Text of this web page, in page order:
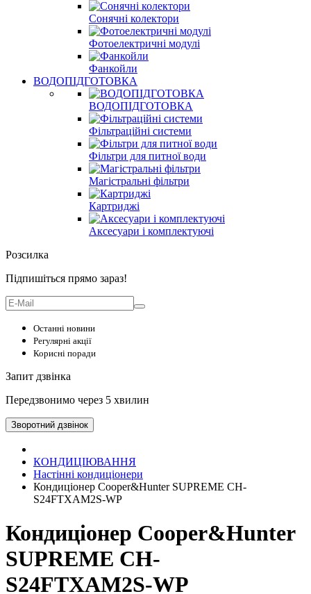
Сонячні колектори
Фотоелектричні модулі
Фанкойли
ВОДОПІДГОТОВКА
ВОДОПІДГОТОВКА
Фільтраційні системи
Фільтри для питної води
Магістральні фільтри
Картриджі
Аксесуари і комплектуючі
Розсилка
Підпишіться прямо зараз!
Останні новини
Регулярні акції
Корисні поради
Запит дзвінка
Передзвонимо через 5 хвилин
Зворотний дзвінок
КОНДИЦІЮВАННЯ
Настінні кондиціонери
Кондиціонер Cooper&Hunter SUPREME CH-
S24FTXAM2S-WP
Кондиціонер Cooper&Hunter
SUPREME CH-
S24FTXAM2S-WP